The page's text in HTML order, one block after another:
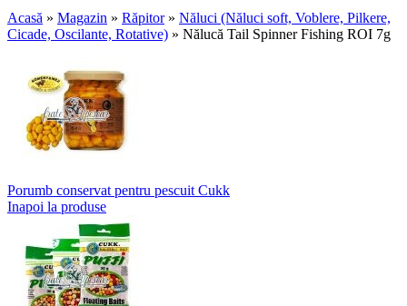
Acasă » Magazin » Răpitor» Năluci (Năluci soft, Voblere, Pilkere,
Cicade, Oscilante, Rotative) » Nălucă Tail Spinner Fishing ROI 7g
Porumb conservat pentru pescuit Cukk
Inapoi la produse